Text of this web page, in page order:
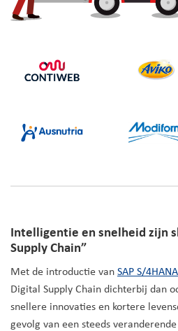
Intelligentie en snelheid zijn
Supply Chain”
Met de introductie van SAP S/4HANA
Digital Supply Chain dichterbij dan
snellere innovaties en kortere
gevolg van een steeds